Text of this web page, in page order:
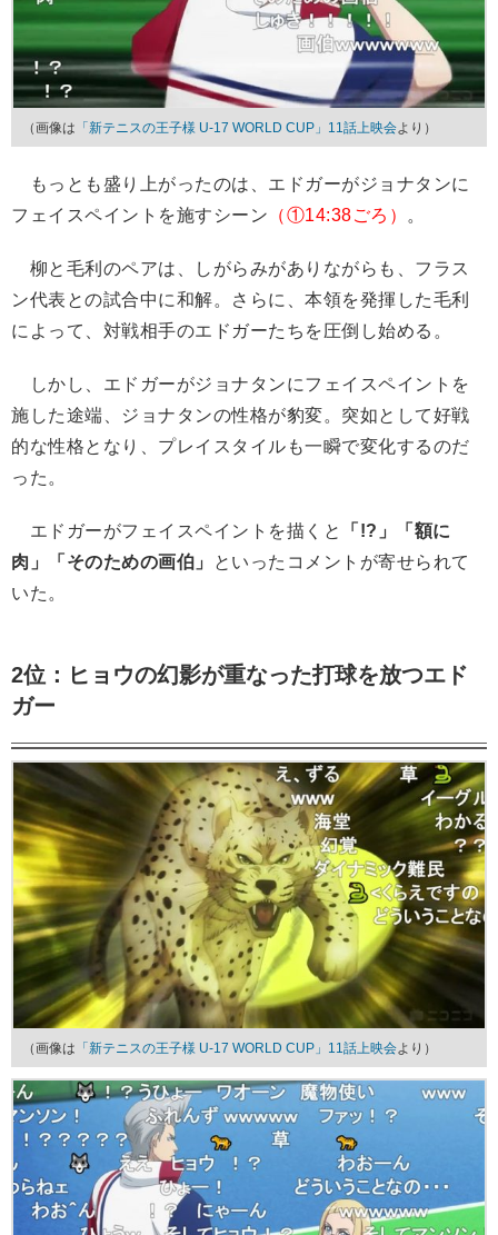
（画像は 「新テニスの王子様 U-17 WORLD CUP」11話上映会より）
もっとも盛り上がったのは、エドガーがジョナタンに
フェイスペイントを施すシーン （①14:38ごろ） 。
柳と毛利のペアは、しがらみがありながらも、フラス
ン代表との試合中に和解。さらに、本領を発揮した毛利
によって、対戦相手のエドガーたちを圧倒し始める。
しかし、エドガーがジョナタンにフェイスペイントを
施した途端、ジョナタンの性格が豹変。突如として好戦
的な性格となり、プレイスタイルも一瞬で変化するのだ
った。
エドガーがフェイスペイントを描くと
「!?」「額に
肉」「そのための画伯」
といったコメントが寄せられて
いた。
2位：ヒョウの幻影が重なった打球を放つエド
ガー
（画像は 「新テニスの王子様 U-17 WORLD CUP」11話上映会より）